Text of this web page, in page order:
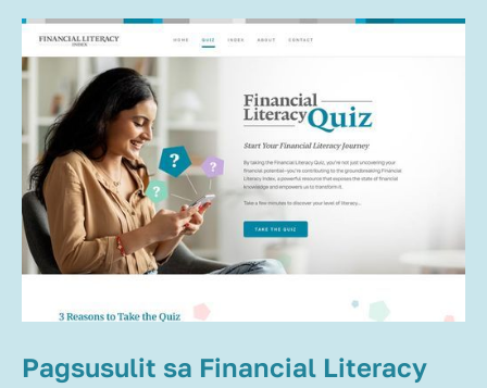
Pagsusulit sa Financial Literacy